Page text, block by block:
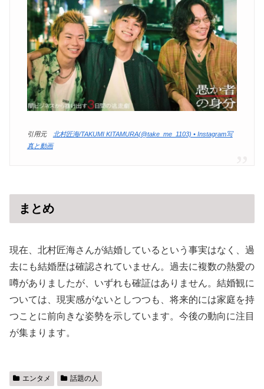
引用元
北村匠海/TAKUMI KITAMURA(@take_me_1103) • Instagram写
真と動画
まとめ
現在、北村匠海さんが結婚しているという事実はなく、過
去にも結婚歴は確認されていません。過去に複数の熱愛の
噂がありましたが、いずれも確証はありません。結婚観に
ついては、現実感がないとしつつも、将来的には家庭を持
つことに前向きな姿勢を示しています。今後の動向に注目
が集まります。
エンタメ 話題の人